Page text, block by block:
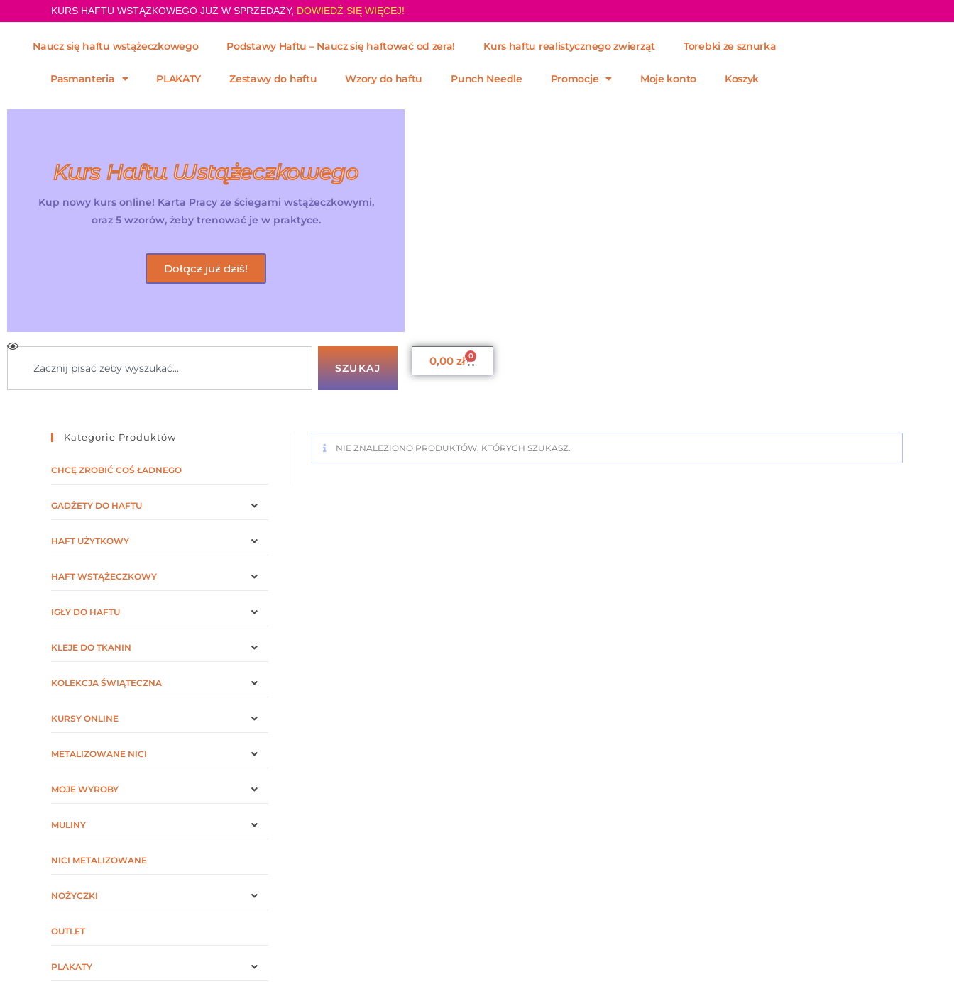
KURS HAFTU WSTĄŻKOWEGO JUŻ W SPRZEDAŻY, DOWIEDŹ SIĘ WIĘCEJ!
Naucz się haftu wstążeczkowego Podstawy Haftu – Naucz się haftować od zera! Kurs haftu realistycznego zwierząt Torebki ze sznurka
Pasmanteria PLAKATY Zestawy do haftu Wzory do haftu Punch Needle Promocje Moje konto Koszyk
Kurs Haftu Wstążeczkowego
Kup nowy kurs online! Karta Pracy ze ściegami wstążeczkowymi,
oraz 5 wzorów, żeby trenować je w praktyce.
Dołącz już dziś!
SZUKAJ
0,00 zł 0
NIE ZNALEZIONO PRODUKTÓW, KTÓRYCH SZUKASZ.
Kategorie Produktów
CHCĘ ZROBIĆ COŚ ŁADNEGO
GADŻETY DO HAFTU
HAFT UŻYTKOWY
HAFT WSTĄŻECZKOWY
IGŁY DO HAFTU
KLEJE DO TKANIN
KOLEKCJA ŚWIĄTECZNA
KURSY ONLINE
METALIZOWANE NICI
MOJE WYROBY
MULINY
NICI METALIZOWANE
NOŻYCZKI
OUTLET
PLAKATY